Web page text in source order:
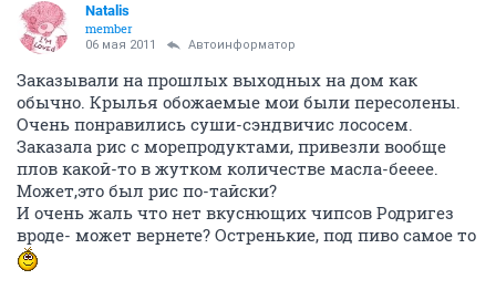
Natalis
member
06 мая 2011 Автоинформатор
Заказывали на прошлых выходных на дом как
обычно. Крылья обожаемые мои были пересолены.
Очень понравились суши-сэндвичис лососем.
Заказала рис с морепродуктами, привезли вообще
плов какой-то в жутком количестве масла-бееее.
Может,это был рис по-тайски?
И очень жаль что нет вкуснющих чипсов Родригез
вроде- может вернете? Остренькие, под пиво самое то